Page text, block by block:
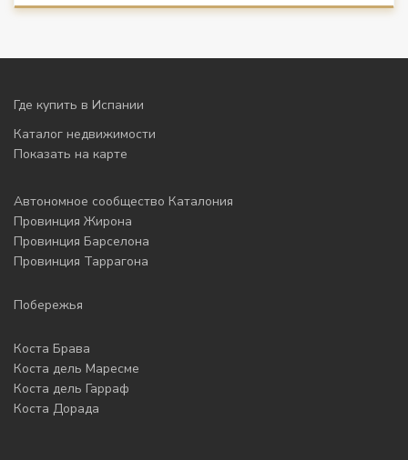
Где купить в Испании
Каталог недвижимости
Показать на карте
Автономное сообщество Каталония
Провинция Жирона
Провинция Барселона
Провинция Таррагона
Побережья
Коста Брава
Коста дель Маресме
Коста дель Гарраф
Коста Дорада